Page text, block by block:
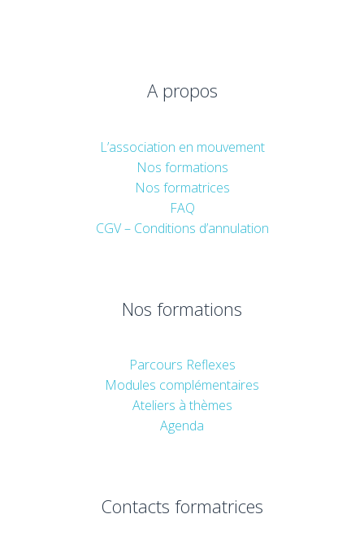
A propos
L’association en mouvement
Nos formations
Nos formatrices
FAQ
CGV – Conditions d’annulation
Nos formations
Parcours Reflexes
Modules complémentaires
Ateliers à thèmes
Agenda
Contacts formatrices